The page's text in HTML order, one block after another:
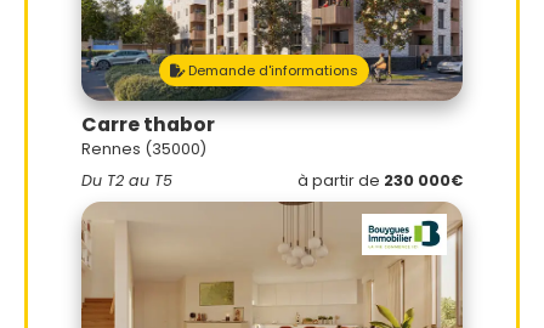
Demande d'informations
Carre thabor
Rennes (35000)
Du T2 au T5
à partir de 230 000€